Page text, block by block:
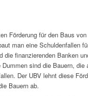
Förderung für den Baus von
man eine Schuldenfallen
die finanzierenden Banken
sind die Bauern, die
Der UBV lehnt diese
Bauern ab.